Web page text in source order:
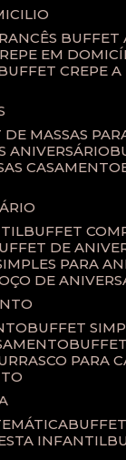
EM
BUFFET CREPE
DE MASSAS
ANIVERSÁRIO
CASAMENTO
BUFFET
BUFFET DE
PARA
DE
BUFFET
PARA
INFANTIL